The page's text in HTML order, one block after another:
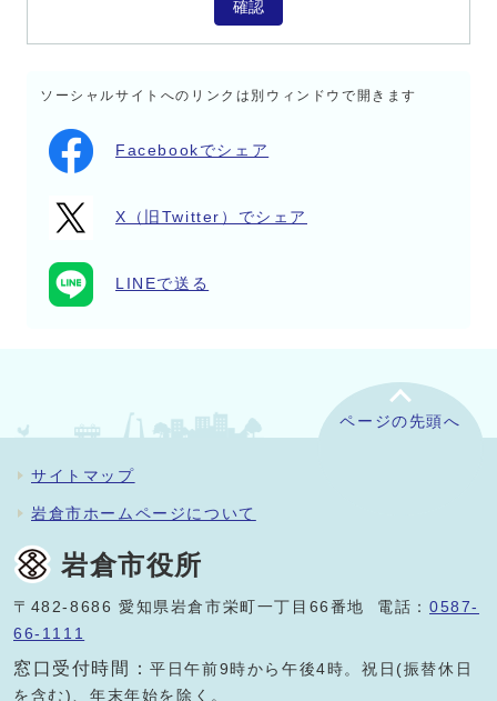
確認
ソーシャルサイトへのリンクは別ウィンドウで開きます
Facebookでシェア
X（旧Twitter）でシェア
LINEで送る
ページの先頭へ
サイトマップ
岩倉市ホームページについて
岩倉市役所
〒482-8686 愛知県岩倉市栄町一丁目66番地 電話：0587-
66-1111
窓口受付時間：平日午前9時から午後4時。祝日(振替休日
を含む)、年末年始を除く。